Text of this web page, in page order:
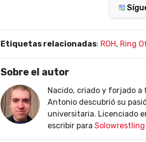
Etiquetas relacionadas: ROH, Ring
Sobre el autor
Nacido, criado y forjado a
Antonio descubrió su
universitaria. Licenciado
escribir para Solowrestling